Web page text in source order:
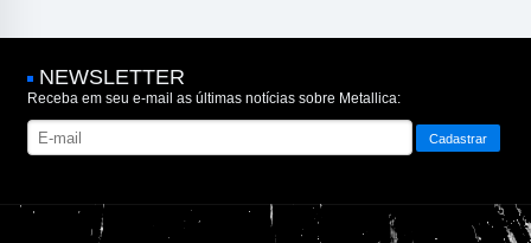
NEWSLETTER
Receba em seu e-mail as últimas notícias sobre Metallica: